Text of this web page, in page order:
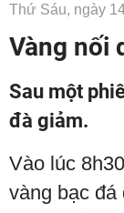
Thứ Sáu, ngày
Vàng nối
Sau một
đà giảm.
Vào lúc
vàng bạc đá